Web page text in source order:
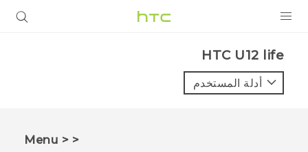
VIVE
HTC U12 life‎
أدلة المستخدم
< < Menu